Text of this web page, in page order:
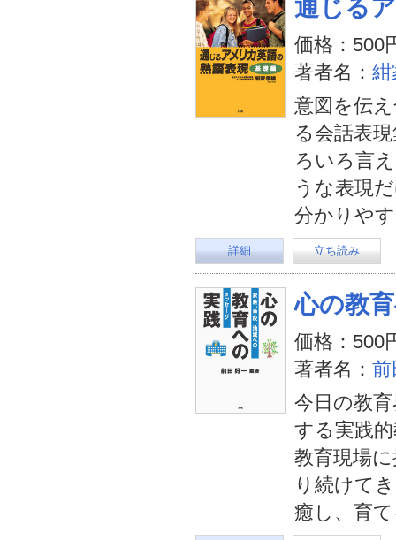
通じる
価格：500
著者名： 紺
意図を伝
る会話表
ろいろ言
うな表現
分かりや
詳細 立ち読み
心の教
価格：500
著者名： 前
今日の教
する実践
教育現場
り続けて
癒し、育